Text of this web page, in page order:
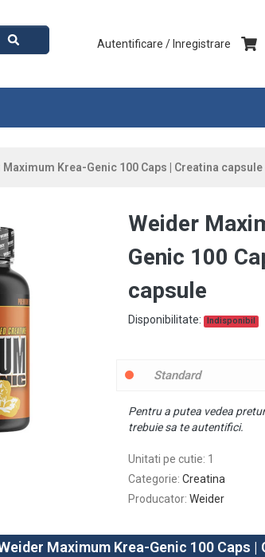
Autentificare / Inregistrare
Maximum Krea-Genic 100 Caps | Creatina capsule
Weider
Genic 100
capsule
Disponibilitate: Indisponibil
Standard
Pentru a putea vedea
trebuie sa te autentifici.
Unitati pe cutie: 1
Categorie: Creatina
Producator: Weider
Maximum Krea-Genic 100 Caps |